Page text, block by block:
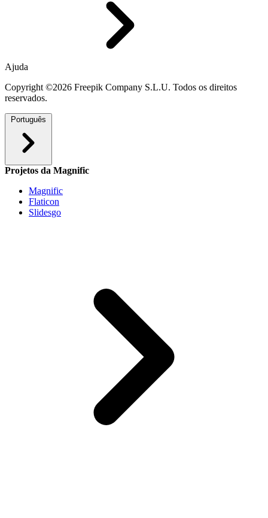
Ajuda
Copyright ©2026 Freepik Company S.L.U. Todos os direitos
reservados.
Português
Projetos da Magnific
Magnific
Flaticon
Slidesgo